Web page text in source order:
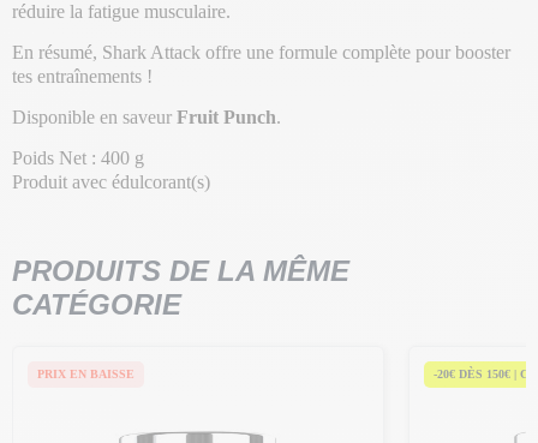
réduire la fatigue musculaire.
En résumé, Shark Attack offre une formule complète pour booster
tes entraînements !
Disponible en saveur Fruit Punch.
Poids Net : 400 g
Produit avec édulcorant(s)
PRODUITS DE LA MÊME
CATÉGORIE
PRIX EN BAISSE -20€ DÈS 150€ |